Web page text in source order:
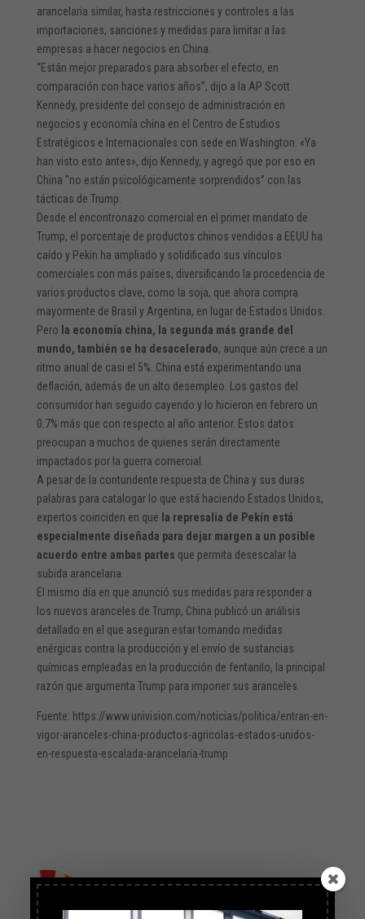
arancelaria similar, hasta restricciones y controles a las
importaciones, sanciones y medidas para limitar a las
empresas a hacer negocios en China.
“Están mejor preparados para absorber el efecto, en
comparación con hace varios años”, dijo a la AP Scott
Kennedy, presidente del consejo de administración en
negocios y economía china en el Centro de Estudios
Estratégicos e Internacionales con sede en Washington. «Ya
han visto esto antes», dijo Kennedy, y agregó que por eso en
China “no están psicológicamente sorprendidos” con las
tácticas de Trump.
Desde el encontronazo comercial en el primer mandato de
Trump, el porcentaje de productos chinos vendidos a EEUU ha
caído y Pekín ha ampliado y solidificado sus vínculos
comerciales con más países, diversificando la procedencia de
varios productos clave, como la soja, que ahora compra
mayormente de Brasil y Argentina, en lugar de Estados Unidos.
Pero la economía china, la segunda más grande del
mundo, también se ha desacelerado, aunque aún crece a un
ritmo anual de casi el 5%. China está experimentando una
deflación, además de un alto desempleo. Los gastos del
consumidor han seguido cayendo y lo hicieron en febrero un
0.7% más que con respecto al año anterior. Estos datos
preocupan a muchos de quienes serán directamente
impactados por la guerra comercial.
A pesar de la contundente respuesta de China y sus duras
palabras para catalogar lo que está haciendo Estados Unidos,
expertos coinciden en que la represalia de Pekín está
especialmente diseñada para dejar margen a un posible
acuerdo entre ambas partes que permita desescalar la
subida arancelaria.
El mismo día en que anunció sus medidas para responder a
los nuevos aranceles de Trump, China publicó un análisis
detallado en el que aseguran estar tomando medidas
enérgicas contra la producción y el envío de sustancias
químicas empleadas en la producción de fentanilo, la principal
razón que argumenta Trump para imponer sus aranceles.
Fuente: https://www.univision.com/noticias/politica/entran-en-
vigor-aranceles-china-productos-agricolas-estados-unidos-
en-respuesta-escalada-arancelaria-trump